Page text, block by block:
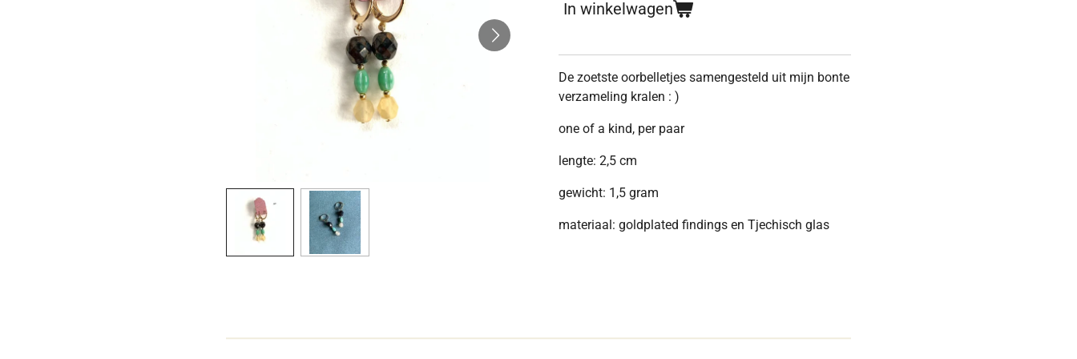
In winkelwagen
De zoetste oorbelletjes samengesteld uit mijn bonte
verzameling kralen : )
one of a kind, per paar
lengte: 2,5 cm
gewicht: 1,5 gram
materiaal: goldplated findings en Tjechisch glas